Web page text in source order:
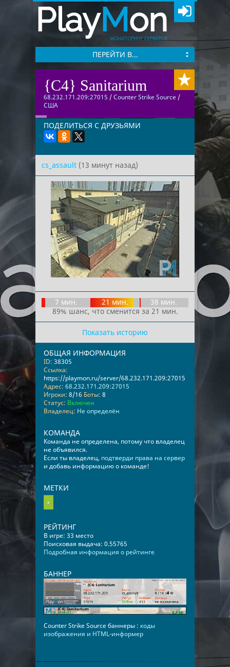
PlayMon
МОНИТОРИНГ СЕРВЕРОВ
ПЕРЕЙТИ В...
{C4} Sanitarium
68.232.171.209:27015 /Counter Strike Source /
США
ПОДЕЛИТЬСЯ С ДРУЗЬЯМИ
cs_assault (13 минут назад)
7 мин. 21 мин.
38 мин.
89% шанс, что сменится за 21 мин.
Показать историю
ОБЩАЯ ИНФОРМАЦИЯ
ID: 38305
Ссылка:
https://playmon.ru/server/68.232.171.209:27015
Адрес: 68.232.171.209:27015
Игроки: 8/16 Боты: 8
Статус: Включен
Владелец: Не определён
КОМАНДА
Команда не определена, потому что владелец
не объявился.
Если ты владелец, подтверди права на сервер
и добавь информацию о команде!
МЕТКИ
+
РЕЙТИНГ
В игре: 33 место
Поисковая выдача: 0.55765
Подробная информация о рейтинге
БАННЕР
Counter Strike Source баннеры : коды
изображения и HTML-информер